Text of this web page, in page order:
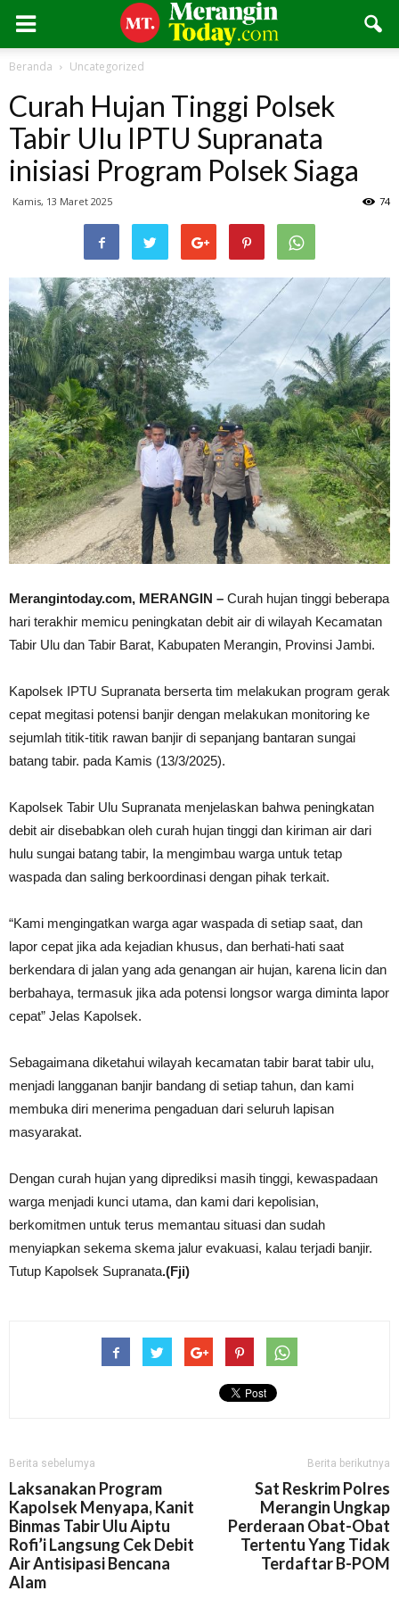
Beranda Uncategorized
Curah Hujan Tinggi Polsek
Tabir Ulu IPTU Supranata
inisiasi Program Polsek Siaga
Kamis, 13 Maret 2025 74
Merangintoday.com, MERANGIN – Curah hujan tinggi beberapa
hari terakhir memicu peningkatan debit air di wilayah Kecamatan
Tabir Ulu dan Tabir Barat, Kabupaten Merangin, Provinsi Jambi.
Kapolsek IPTU Supranata berserta tim melakukan program gerak
cepat megitasi potensi banjir dengan melakukan monitoring ke
sejumlah titik-titik rawan banjir di sepanjang bantaran sungai
batang tabir. pada Kamis (13/3/2025).
Kapolsek Tabir Ulu Supranata menjelaskan bahwa peningkatan
debit air disebabkan oleh curah hujan tinggi dan kiriman air dari
hulu sungai batang tabir, Ia mengimbau warga untuk tetap
waspada dan saling berkoordinasi dengan pihak terkait.
“Kami mengingatkan warga agar waspada di setiap saat, dan
lapor cepat jika ada kejadian khusus, dan berhati-hati saat
berkendara di jalan yang ada genangan air hujan, karena licin dan
berbahaya, termasuk jika ada potensi longsor warga diminta lapor
cepat” Jelas Kapolsek.
Sebagaimana diketahui wilayah kecamatan tabir barat tabir ulu,
menjadi langganan banjir bandang di setiap tahun, dan kami
membuka diri menerima pengaduan dari seluruh lapisan
masyarakat.
Dengan curah hujan yang diprediksi masih tinggi, kewaspadaan
warga menjadi kunci utama, dan kami dari kepolisian,
berkomitmen untuk terus memantau situasi dan sudah
menyiapkan sekema skema jalur evakuasi, kalau terjadi banjir.
Tutup Kapolsek Supranata.(Fji)
Berita sebelumya
Laksanakan Program
Kapolsek Menyapa, Kanit
Binmas Tabir Ulu Aiptu
Rofi’i Langsung Cek Debit
Air Antisipasi Bencana
Alam
Berita berikutnya
Sat Reskrim Polres
Merangin Ungkap
Perderaan Obat-Obat
Tertentu Yang Tidak
Terdaftar B-POM